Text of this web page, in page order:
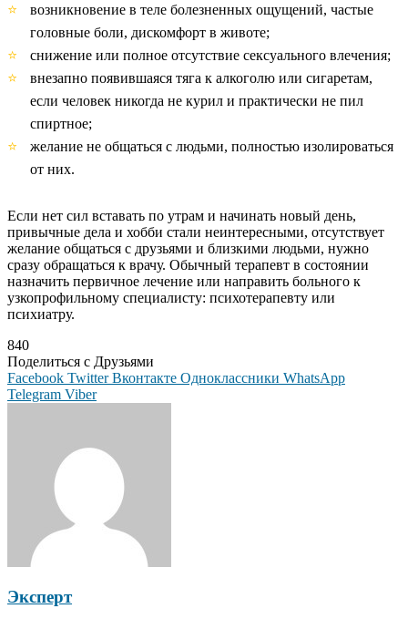
возникновение в теле болезненных ощущений, частые
головные боли, дискомфорт в животе;
снижение или полное отсутствие сексуального влечения;
внезапно появившаяся тяга к алкоголю или сигаретам,
если человек никогда не курил и практически не пил
спиртное;
желание не общаться с людьми, полностью изолироваться
от них.
Если нет сил вставать по утрам и начинать новый день,
привычные дела и хобби стали неинтересными, отсутствует
желание общаться с друзьями и близкими людьми, нужно
сразу обращаться к врачу. Обычный терапевт в состоянии
назначить первичное лечение или направить больного к
узкопрофильному специалисту: психотерапевту или
психиатру.
840
Поделиться с Друзьями
Facebook Twitter Вконтакте Одноклассники WhatsApp
Telegram Viber
Эксперт